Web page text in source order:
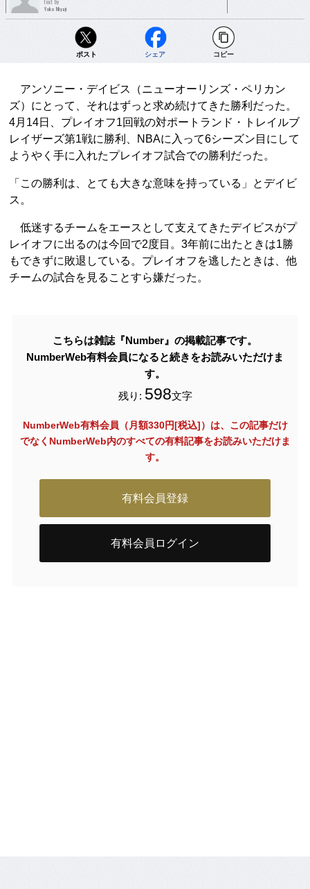
Yoko Miyaji
ポスト シェア コピー
アンソニー・デイビス（ニューオーリンズ・ペリカン
ズ）にとって、それはずっと求め続けてきた勝利だった。
4月14日、プレイオフ1回戦の対ポートランド・トレイルブ
レイザーズ第1戦に勝利、NBAに入って6シーズン目にして
ようやく手に入れたプレイオフ試合での勝利だった。
「この勝利は、とても大きな意味を持っている」とデイビ
ス。
低迷するチームをエースとして支えてきたデイビスがプ
レイオフに出るのは今回で2度目。3年前に出たときは1勝
もできずに敗退している。プレイオフを逃したときは、他
チームの試合を見ることすら嫌だった。
こちらは雑誌『Number』の掲載記事です。
NumberWeb有料会員になると続きをお読みいただけま
す。
残り: 598文字
NumberWeb有料会員（月額330円[税込]）は、この記事だけ
でなく NumberWeb内のすべての有料記事をお読みいただけま
す。
有料会員登録
有料会員ログイン